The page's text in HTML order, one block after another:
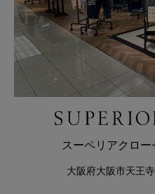
スーペリアクロ
大阪府大阪市天王